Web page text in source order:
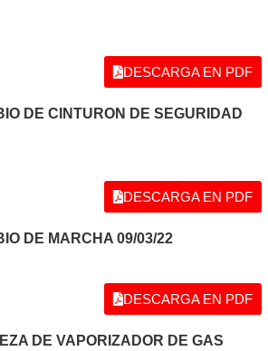
DESCARGA EN PDF
DE CINTURON DE SEGURIDAD
DESCARGA EN PDF
DE MARCHA 09/03/22
DESCARGA EN PDF
DE VAPORIZADOR DE GAS